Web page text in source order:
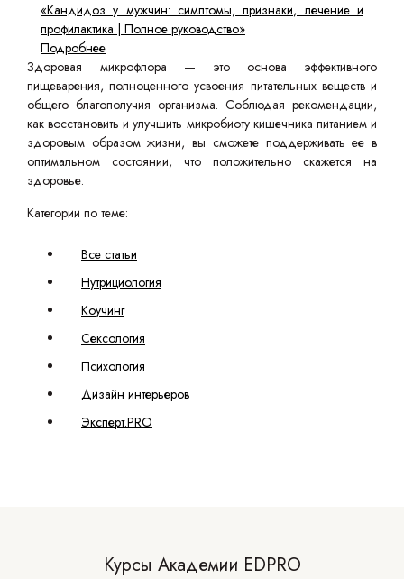
«Кандидоз у мужчин: симптомы, признаки, лечение и
профилактика | Полное руководство»
Подробнее
Здоровая микрофлора — это основа эффективного
пищеварения, полноценного усвоения питательных веществ и
общего благополучия организма. Соблюдая рекомендации,
как восстановить и улучшить микробиоту кишечника питанием и
здоровым образом жизни, вы сможете поддерживать ее в
оптимальном состоянии, что положительно скажется на
здоровье.
Категории по теме:
Все статьи
Нутрициология
Коучинг
Сексология
Психология
Дизайн интерьеров
Эксперт.PRO
Курсы Академии EDPRO